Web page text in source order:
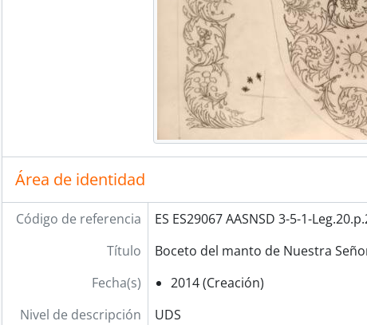
Área de identidad
Código de referencia
ES ES29067 AASNSD 3-5-1-
Título
Boceto del manto de Nuestra
Fecha(s)
2014 (Creación)
Nivel de descripción
UDS